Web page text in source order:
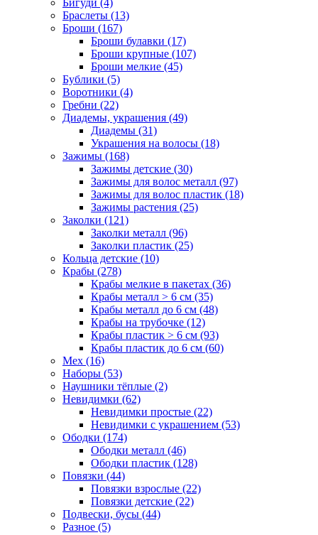
Браслеты (13)
Броши (167)
Броши булавки (17)
Броши крупные (107)
Броши мелкие (45)
Бублики (5)
Воротники (4)
Гребни (22)
Диадемы, украшения (49)
Диадемы (31)
Украшения на волосы (18)
Зажимы (168)
Зажимы детские (30)
Зажимы для волос металл (97)
Зажимы для волос пластик (18)
Зажимы растения (25)
Заколки (121)
Заколки металл (96)
Заколки пластик (25)
Кольца детские (10)
Крабы (278)
Крабы мелкие в пакетах (36)
Крабы металл > 6 см (35)
Крабы металл до 6 см (48)
Крабы на трубочке (12)
Крабы пластик > 6 см (93)
Крабы пластик до 6 см (60)
Мех (16)
Наборы (53)
Наушники тёплые (2)
Невидимки (62)
Невидимки простые (22)
Невидимки с украшением (53)
Ободки (174)
Ободки металл (46)
Ободки пластик (128)
Повязки (44)
Повязки взрослые (22)
Повязки детские (22)
Подвески, бусы (44)
Разное (5)